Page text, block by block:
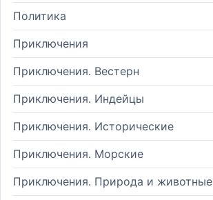
Политика
Приключения
Приключения. Вестерн
Приключения. Индейцы
Приключения. Исторические
Приключения. Морские
Приключения. Природа и животные